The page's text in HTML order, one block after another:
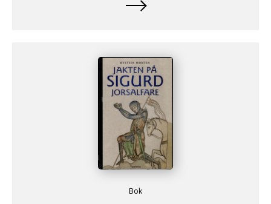
Bok